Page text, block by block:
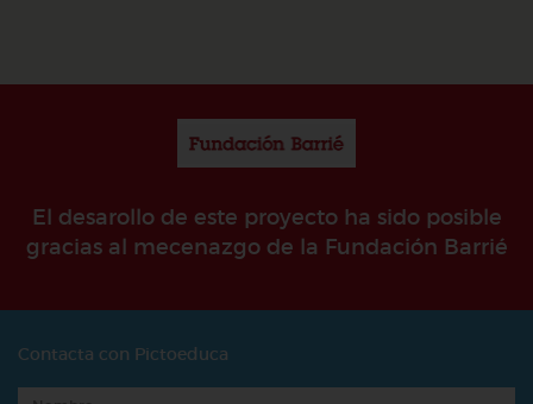
El desarollo de este proyecto ha sido posible
gracias al mecenazgo de la Fundación Barrié
Contacta con Pictoeduca